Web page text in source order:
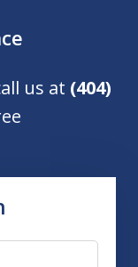
us at (404)